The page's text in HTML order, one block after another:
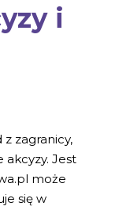
i
zagranicy,
akcyzy. Jest
może
się w